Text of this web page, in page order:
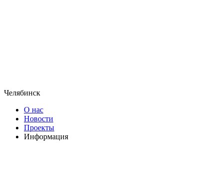
Челябинск
О нас
Новости
Проекты
Информация